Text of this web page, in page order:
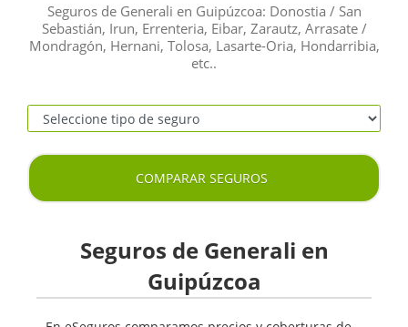
Seguros de Generali en Guipúzcoa: Donostia / San
Sebastián, Irun, Errenteria, Eibar, Zarautz, Arrasate /
Mondragón, Hernani, Tolosa, Lasarte-Oria, Hondarribia,
etc..
COMPARAR SEGUROS
Seguros de Generali en
Guipúzcoa